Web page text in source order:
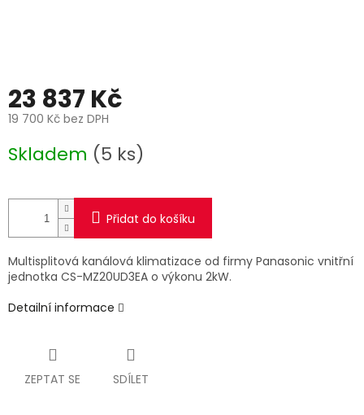
23 837 Kč
19 700 Kč bez DPH
cena:
Skladem (5 ks)
Přidat do košíku
Multisplitová kanálová klimatizace od firmy Panasonic vnitřní
jednotka CS-MZ20UD3EA o výkonu 2kW.
Detailní informace
ZEPTAT SE SDÍLET